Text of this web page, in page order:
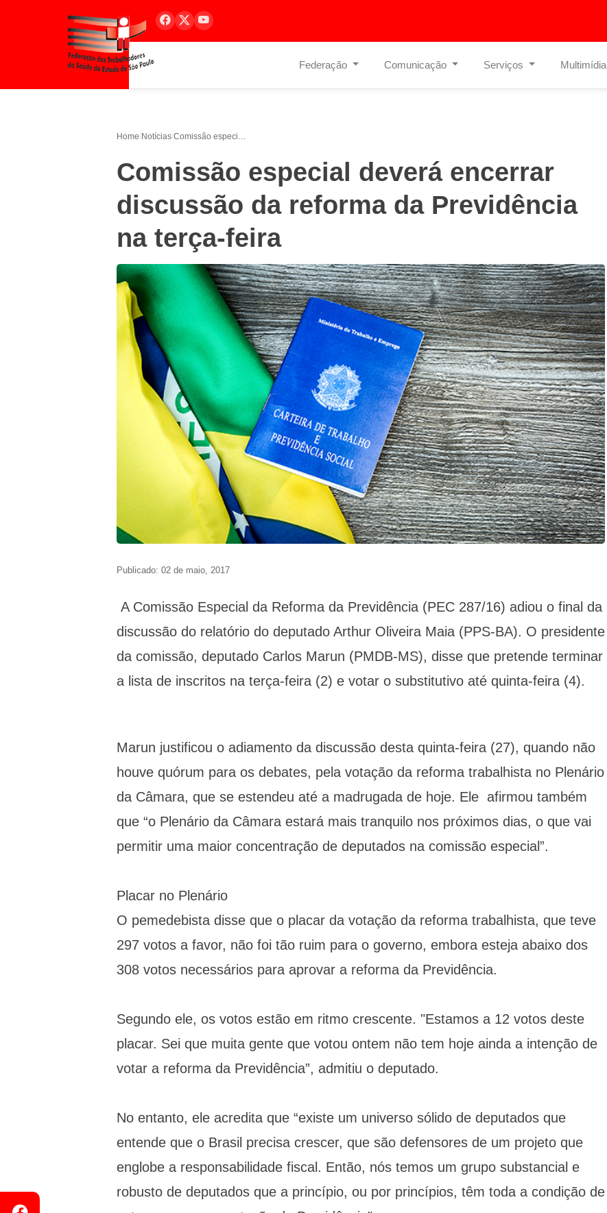
Federação Comunicação Serviços Multimídia
Home/Notícias/ Comissão especial deverá encerrar discussão da reforma da Previdência na terça-feira
Comissão especial deverá encerrar
discussão da reforma da Previdência
na terça-feira
Publicado: 02 de maio, 2017
A Comissão Especial da Reforma da Previdência (PEC 287/16) adiou o final da
discussão do relatório do deputado Arthur Oliveira Maia (PPS-BA). O presidente
da comissão, deputado Carlos Marun (PMDB-MS), disse que pretende terminar
a lista de inscritos na terça-feira (2) e votar o substitutivo até quinta-feira (4).
Marun justificou o adiamento da discussão desta quinta-feira (27), quando não
houve quórum para os debates, pela votação da reforma trabalhista no Plenário
da Câmara, que se estendeu até a madrugada de hoje. Ele afirmou também
que “o Plenário da Câmara estará mais tranquilo nos próximos dias, o que vai
permitir uma maior concentração de deputados na comissão especial”.
Placar no Plenário
O pemedebista disse que o placar da votação da reforma trabalhista, que teve
297 votos a favor, não foi tão ruim para o governo, embora esteja abaixo dos
308 votos necessários para aprovar a reforma da Previdência.
Segundo ele, os votos estão em ritmo crescente. "Estamos a 12 votos deste
placar. Sei que muita gente que votou ontem não tem hoje ainda a intenção de
votar a reforma da Previdência”, admitiu o deputado.
No entanto, ele acredita que “existe um universo sólido de deputados que
entende que o Brasil precisa crescer, que são defensores de um projeto que
englobe a responsabilidade fiscal. Então, nós temos um grupo substancial e
robusto de deputados que a princípio, ou por princípios, têm toda a condição de